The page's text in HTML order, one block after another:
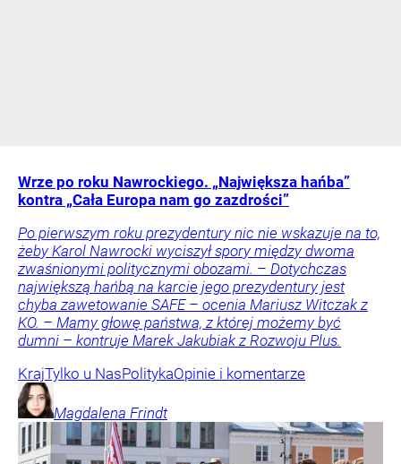
Wrze po roku Nawrockiego. „Największa hańba”
kontra „Cała Europa nam go zazdrości”
Po pierwszym roku prezydentury nic nie wskazuje na to,
żeby Karol Nawrocki wyciszył spory między dwoma
zwaśnionymi politycznymi obozami. – Dotychczas
największą hańbą na karcie jego prezydentury jest
chyba zawetowanie SAFE – ocenia Mariusz Witczak z
KO. – Mamy głowę państwa, z której możemy być
dumni – kontruje Marek Jakubiak z Rozwoju Plus.
KrajTylko u NasPolitykaOpinie i komentarze
Magdalena Frindt